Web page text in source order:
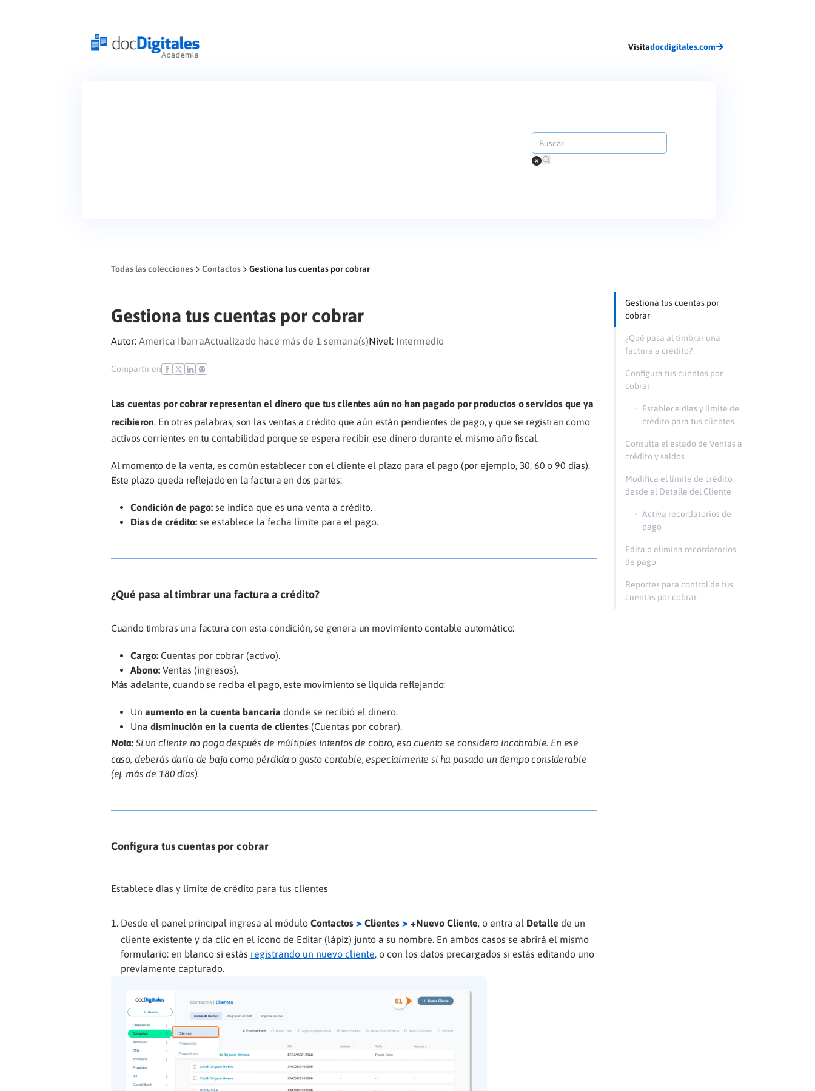
Visitadocdigitales.com
Todas las colecciones Contactos Gestiona tus cuentas por cobrar
Gestiona tus cuentas por cobrar
Autor: America IbarraActualizado hace más de 1 semana(s)Nivel: Intermedio
Compartir en
Las cuentas por cobrar representan el dinero que tus clientes aún no han pagado por productos o servicios que ya
recibieron. En otras palabras, son las ventas a crédito que aún están pendientes de pago, y que se registran como
activos corrientes en tu contabilidad porque se espera recibir ese dinero durante el mismo año fiscal.
Al momento de la venta, es común establecer con el cliente el plazo para el pago (por ejemplo, 30, 60 o 90 días).
Este plazo queda reflejado en la factura en dos partes:
Condición de pago:se indica que es una venta a crédito.
Días de crédito:se establece la fecha límite para el pago.
¿Qué pasa al timbrar una factura a crédito?
Cuando timbras una factura con esta condición, se genera un movimiento contable automático:
Cargo:Cuentas por cobrar (activo).
Abono:Ventas (ingresos).
Más adelante, cuando se reciba el pago, este movimiento se liquida reflejando:
Un aumento en la cuenta bancaria donde se recibió el dinero.
Una disminución en la cuenta de clientes(Cuentas por cobrar).
Nota:Si un cliente no paga después de múltiples intentos de cobro, esa cuenta se considera incobrable. En ese
caso, deberás darla de baja como pérdida o gasto contable, especialmente si ha pasado un tiempo considerable
(ej. más de 180 días).
Configura tus cuentas por cobrar
Establece días y límite de crédito para tus clientes
Desde el panel principal ingresa al módulo Contactos > Clientes >+Nuevo Cliente, o entra al Detalle de un
cliente existente y da clic en el ícono de Editar (lápiz) junto a su nombre. En ambos casos se abrirá el mismo
formulario: en blanco si estás registrando un nuevo cliente, o con los datos precargados si estás editando uno
previamente capturado.
Gestiona tus cuentas por
cobrar
¿Qué pasa al timbrar una
factura a crédito?
Configura tus cuentas por
cobrar
•
Establece días y límite de
crédito para tus clientes
Consulta el estado de Ventas a
crédito y saldos
Modifica el límite de crédito
desde el Detalle del Cliente
•
Activa recordatorios de
pago
Edita o elimina recordatorios
de pago
Reportes para control de tus
cuentas por cobrar